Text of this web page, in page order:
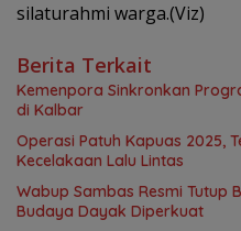
silaturahmi warga.(Viz)
Berita Terkait
Kemenpora Sinkronkan
di Kalbar
Operasi Patuh Kapuas 2025,
Kecelakaan Lalu Lintas
Wabup Sambas Resmi Tutup
Budaya Dayak Diperkuat